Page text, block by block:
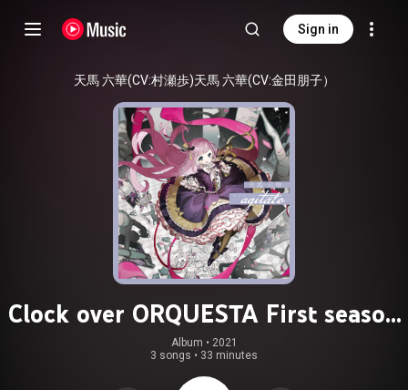
Sign in
天馬 六華(CV:村瀬歩)天馬 六華(CV:金田朋子）
Clock over ORQUESTA First season
BATTLE Vol.02 天馬 六華【agitato
－ アジタート －】
Album • 2021
3 songs • 33 minutes